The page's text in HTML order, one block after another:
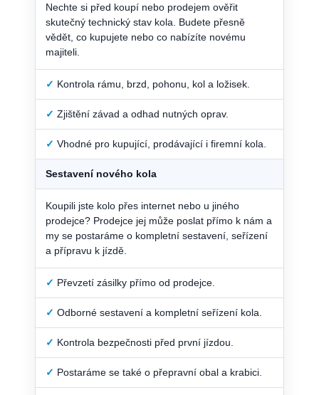
Nechte si před koupí nebo prodejem ověřit
skutečný technický stav kola. Budete přesně
vědět, co kupujete nebo co nabízíte novému
majiteli.
✓ Kontrola rámu, brzd, pohonu, kol a ložisek.
✓ Zjištění závad a odhad nutných oprav.
✓ Vhodné pro kupující, prodávající i firemní kola.
Sestavení nového kola
Koupili jste kolo přes internet nebo u jiného
prodejce? Prodejce jej může poslat přímo k nám a
my se postaráme o kompletní sestavení, seřízení
a přípravu k jízdě.
✓ Převzetí zásilky přímo od prodejce.
✓ Odborné sestavení a kompletní seřízení kola.
✓ Kontrola bezpečnosti před první jízdou.
✓ Postaráme se také o přepravní obal a krabici.